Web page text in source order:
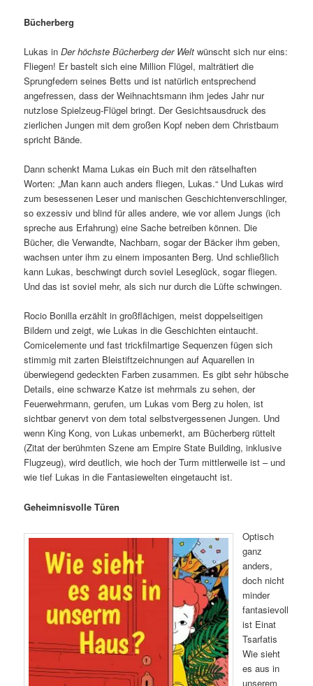
Bücherberg
Lukas inDer höchste Bücherberg der Welt wünscht sich nur eins:
Fliegen! Er bastelt sich eine Million Flügel, malträtiert die
Sprungfedern seines Betts und ist natürlich entsprechend
angefressen, dass der Weihnachtsmann ihm jedes Jahr nur
nutzlose Spielzeug-Flügel bringt. Der Gesichtsausdruck des
zierlichen Jungen mit dem großen Kopf neben dem Christbaum
spricht Bände.
Dann schenkt Mama Lukas ein Buch mit den rätselhaften
Worten: „Man kann auch anders fliegen, Lukas.“ Und Lukas wird
zum besessenen Leser und manischen Geschichtenverschlinger,
so exzessiv und blind für alles andere, wie vor allem Jungs (ich
spreche aus Erfahrung) eine Sache betreiben können. Die
Bücher, die Verwandte, Nachbarn, sogar der Bäcker ihm geben,
wachsen unter ihm zu einem imposanten Berg. Und schließlich
kann Lukas, beschwingt durch soviel Leseglück, sogar fliegen.
Und das ist soviel mehr, als sich nur durch die Lüfte schwingen.
Rocio Bonilla erzählt in großflächigen, meist doppelseitigen
Bildern und zeigt, wie Lukas in die Geschichten eintaucht.
Comicelemente und fast trickfilmartige Sequenzen fügen sich
stimmig mit zarten Bleistiftzeichnungen auf Aquarellen in
überwiegend gedeckten Farben zusammen. Es gibt sehr hübsche
Details, eine schwarze Katze ist mehrmals zu sehen, der
Feuerwehrmann, gerufen, um Lukas vom Berg zu holen, ist
sichtbar genervt von dem total selbstvergessenen Jungen. Und
wenn King Kong, von Lukas unbemerkt, am Bücherberg rüttelt
(Zitat der berühmten Szene am Empire State Building, inklusive
Flugzeug), wird deutlich, wie hoch der Turm mittlerweile ist – und
wie tief Lukas in die Fantasiewelten eingetaucht ist.
Geheimnisvolle Türen
Optisch
ganz
anders,
doch nicht
minder
fantasievoll
ist Einat
Tsarfatis
Wie sieht
es aus in
unserem